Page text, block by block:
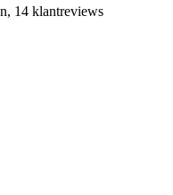
14 klantreviews